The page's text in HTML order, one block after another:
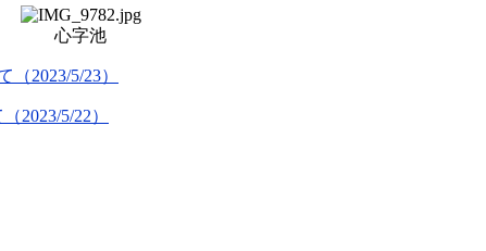
心字池
2023/5/23）
2023/5/22）